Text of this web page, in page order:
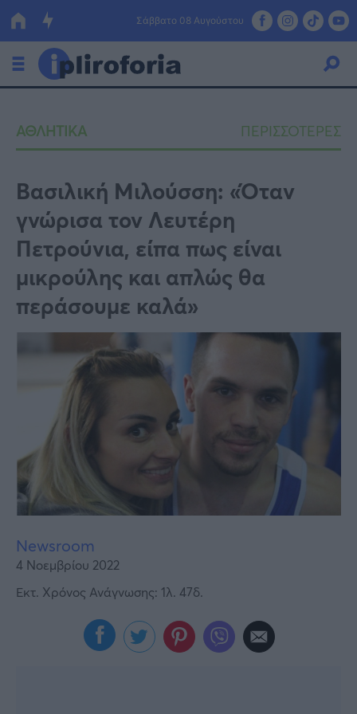
Σάββατο 08 Αυγούστου
Οικονομία
Πολιτική
Τράπεζες
Επιδοτήσεις
ΕΣΠΑ
Κόσμος
Lifestyle
Αθλητικά
Υγεία
Γυναίκα
Καιρός
ΑΘΛΗΤΙΚΑ ΠΕΡΙΣΣΟΤΕΡΕΣ
Βασιλική Μιλούσση: «Όταν
γνώρισα τον Λευτέρη
Πετρούνια, είπα πως είναι
μικρούλης και απλώς θα
περάσουμε καλά»
Newsroom
4 Νοεμβρίου 2022
Εκτ. Χρόνος Ανάγνωσης: 1λ. 47δ.